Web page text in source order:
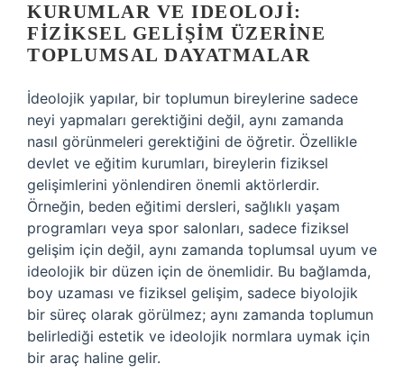
KURUMLAR VE IDEOLOJI:
FIZIKSEL GELIŞIM ÜZERINE
TOPLUMSAL DAYATMALAR
İdeolojik yapılar, bir toplumun bireylerine sadece
neyi yapmaları gerektiğini değil, aynı zamanda
nasıl görünmeleri gerektiğini de öğretir. Özellikle
devlet ve eğitim kurumları, bireylerin fiziksel
gelişimlerini yönlendiren önemli aktörlerdir.
Örneğin, beden eğitimi dersleri, sağlıklı yaşam
programları veya spor salonları, sadece fiziksel
gelişim için değil, aynı zamanda toplumsal uyum ve
ideolojik bir düzen için de önemlidir. Bu bağlamda,
boy uzaması ve fiziksel gelişim, sadece biyolojik
bir süreç olarak görülmez; aynı zamanda toplumun
belirlediği estetik ve ideolojik normlara uymak için
bir araç haline gelir.